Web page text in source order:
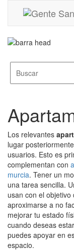
Los relevantes
lugar
usuarios. Esto es
complementan con
murcia. Tener un
una tarea sencilla.
usan con el
aproximarse a no
mejorar tu estado
cuando deseas
puedes apoyar en
espacio.